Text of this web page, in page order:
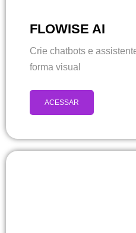
FLOWISE AI
Crie chatbots e
forma visual
ACESSAR